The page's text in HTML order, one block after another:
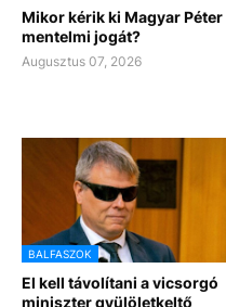
Mikor kérik ki Magyar Péter
mentelmi jogát?
Augusztus 07, 2026
BALFASZOK
El kell távolítani a vicsorgó
miniszter gyülöletkeltő